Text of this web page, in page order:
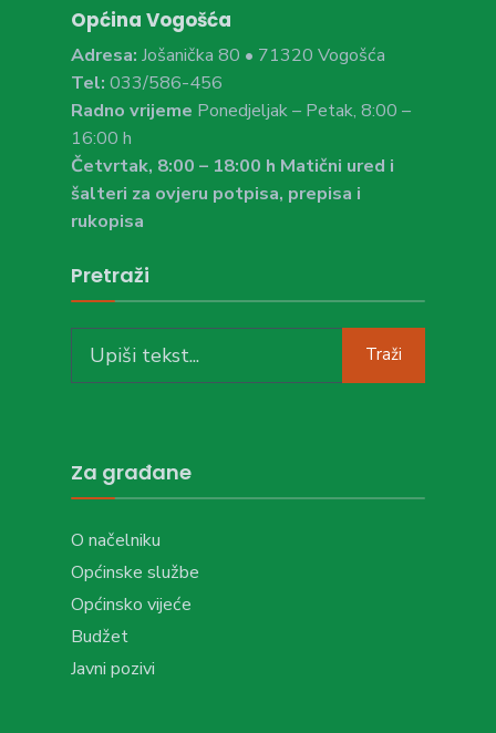
Općina Vogošća
Adresa: Jošanička 80 • 71320 Vogošća
Tel: 033/586-456
Radno vrijeme Ponedjeljak – Petak, 8:00 –
16:00 h
Četvrtak, 8:00 – 18:00 h Matični ured i
šalteri za ovjeru potpisa, prepisa i
rukopisa
Pretraži
for:
Traži
Za građane
O načelniku
Općinske službe
Općinsko vijeće
Budžet
Javni pozivi